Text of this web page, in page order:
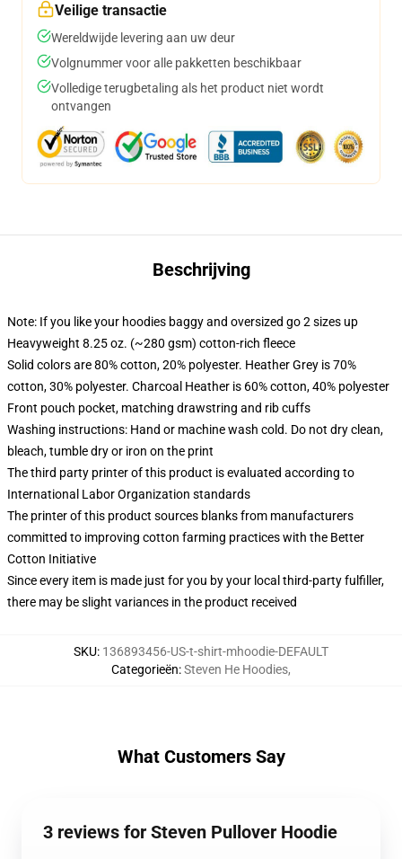
Veilige transactie
Wereldwijde levering aan uw deur
Volgnummer voor alle pakketten beschikbaar
Volledige terugbetaling als het product niet wordt
ontvangen
Beschrijving
Note: If you like your hoodies baggy and oversized go 2 sizes up
Heavyweight 8.25 oz. (~280 gsm) cotton-rich fleece
Solid colors are 80% cotton, 20% polyester. Heather Grey is 70%
cotton, 30% polyester. Charcoal Heather is 60% cotton, 40% polyester
Front pouch pocket, matching drawstring and rib cuffs
Washing instructions: Hand or machine wash cold. Do not dry clean,
bleach, tumble dry or iron on the print
The third party printer of this product is evaluated according to
International Labor Organization standards
The printer of this product sources blanks from manufacturers
committed to improving cotton farming practices with the Better
Cotton Initiative
Since every item is made just for you by your local third-party fulfiller,
there may be slight variances in the product received
SKU: 136893456-US-t-shirt-mhoodie-DEFAULT
Categorieën:Steven He Hoodies,
What Customers Say
3 reviews for Steven Pullover Hoodie